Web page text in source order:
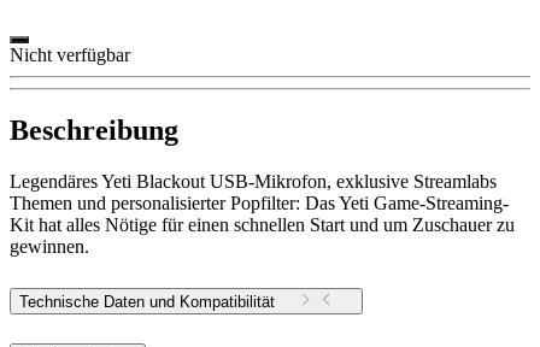
Nicht verfügbar
Beschreibung
Legendäres Yeti Blackout USB-Mikrofon, exklusive Streamlabs
Themen und personalisierter Popfilter: Das Yeti Game-Streaming-
Kit hat alles Nötige für einen schnellen Start und um Zuschauer zu
gewinnen.
Technische Daten und Kompatibilität